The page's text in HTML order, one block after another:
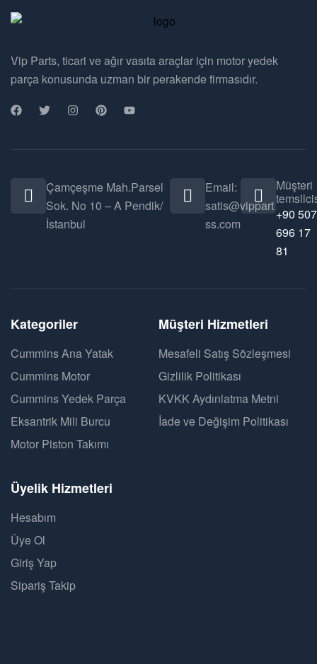
Vip Parts, ticari ve ağır vasıta araçlar için motor yedek
parça konusunda uzman bir perakende firmasıdır.
Çamçeşme Mah.Parsel
Sok. No 10 – A Pendik/
İstanbul
Email:
satis@vippart
ss.com
Müşteri
+90 507
696 17
81
Kategoriler
Cummins Ana Yatak
Cummins Motor
Cummins Yedek Parça
Eksantrik Mili Burcu
Motor Piston Takımı
Müşteri Hizmetleri
Mesafeli Satış Sözleşmesi
Gizlilik Politikası
KVKK Aydınlatma Metni
İade ve Değişim Politikası
Üyelik Hizmetleri
Hesabım
Üye Ol
Giriş Yap
Sipariş Takip